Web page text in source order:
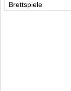
Brettspiele